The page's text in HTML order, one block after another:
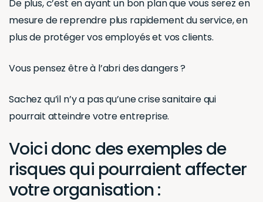
De plus, c’est en ayant un bon plan que vous serez en
mesure de reprendre plus rapidement du service, en
plus de protéger vos employés et vos clients.
Vous pensez être à l’abri des dangers ?
Sachez qu’il n’y a pas qu’une crise sanitaire qui
pourrait atteindre votre entreprise.
Voici donc des exemples de
risques qui pourraient affecter
votre organisation :